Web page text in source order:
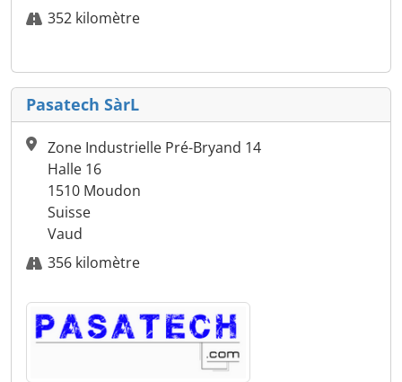
352 kilomètre
Pasatech SàrL
Zone Industrielle Pré-Bryand 14
Halle 16
1510 Moudon
Suisse
Vaud
356 kilomètre